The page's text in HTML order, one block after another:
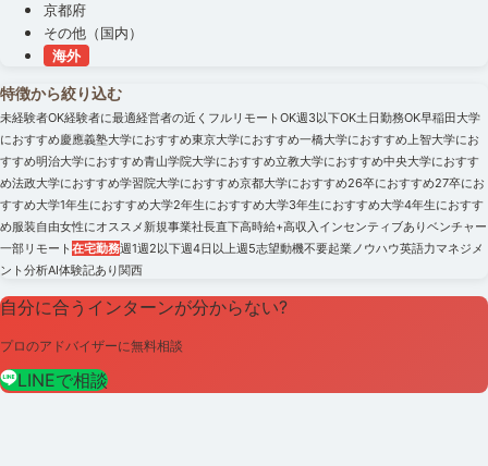
京都府
その他（国内）
海外
特徴から絞り込む
未経験者OK経験者に最適経営者の近く フルリモートOK週3以下OK土日勤務OK早稲田大学
におすすめ慶應義塾大学におすすめ東京大学におすすめ一橋大学におすすめ上智大学にお
すすめ明治大学におすすめ青山学院大学におすすめ立教大学におすすめ中央大学におすす
め法政大学におすすめ学習院大学におすすめ京都大学におすすめ26卒におすすめ27卒にお
すすめ大学1年生におすすめ大学2年生におすすめ大学3年生におすすめ大学4年生におすす
め服装自由女性にオススメ新規事業社長直下高時給+高収入 インセンティブありベンチャー
一部リモート在宅勤務週1週2以下週4日以上週5志望動機不要起業ノウハウ英語力マネジメ
ント分析AI体験記あり関西
自分に合うインターンが分からない?
プロのアドバイザーに無料相談
LINEで相談